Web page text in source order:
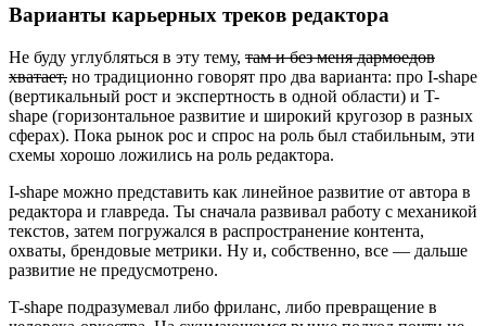
Варианты карьерных треков редактора
Не буду углубляться в эту тему, там и без меня дармоедов
хватает, но традиционно говорят про два варианта: про I-shape
(вертикальный рост и экспертность в одной области) и T-
shape (горизонтальное развитие и широкий кругозор в разных
сферах). Пока рынок рос и спрос на роль был стабильным, эти
схемы хорошо ложились на роль редактора.
I-shape можно представить как линейное развитие от автора в
редактора и главреда. Ты сначала развивал работу с механикой
текстов, затем погружался в распространение контента,
охваты, брендовые метрики. Ну и, собственно, все — дальше
развитие не предусмотрено.
T-shape подразумевал либо фриланс, либо превращение в